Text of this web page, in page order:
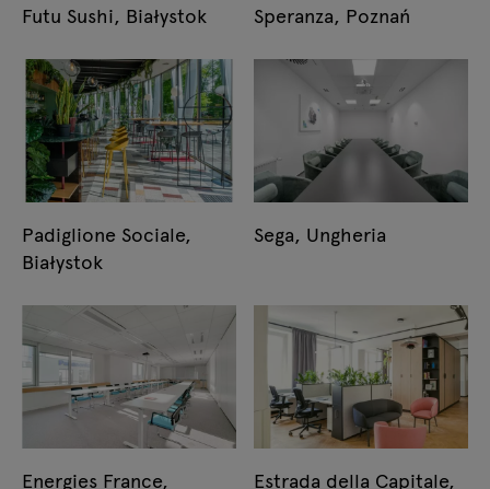
Futu Sushi, Białystok Speranza, Poznań
Padiglione Sociale,
Białystok
Sega, Ungheria
Energies France,
Estrada della Capitale,